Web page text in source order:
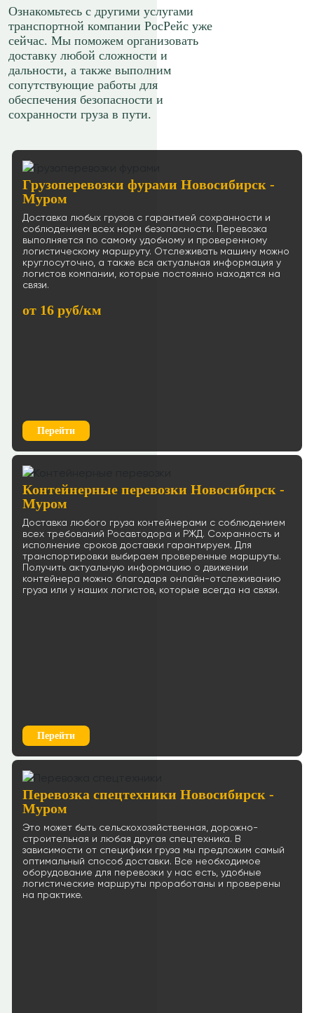
Ознакомьтесь с другими услугами
транспортной компании РосРейс уже
сейчас. Мы поможем организовать
доставку любой сложности и
дальности, а также выполним
сопутствующие работы для
обеспечения безопасности и
сохранности груза в пути.
Грузоперевозки фурами Новосибирск -
Муром
Доставка любых грузов с гарантией сохранности и
соблюдением всех норм безопасности. Перевозка
выполняется по самому удобному и проверенному
логистическому маршруту. Отслеживать машину можно
круглосуточно, а также вся актуальная информация у
логистов компании, которые постоянно находятся на
связи.
от 16 руб/км
Перейти
Контейнерные перевозки Новосибирск -
Муром
Доставка любого груза контейнерами с соблюдением
всех требований Росавтодора и РЖД. Сохранность и
исполнение сроков доставки гарантируем. Для
транспортировки выбираем проверенные маршруты.
Получить актуальную информацию о движении
контейнера можно благодаря онлайн-отслеживанию
груза или у наших логистов, которые всегда на связи.
Перейти
Перевозка спецтехники Новосибирск -
Муром
Это может быть сельскохозяйственная, дорожно-
строительная и любая другая спецтехника. В
зависимости от специфики груза мы предложим самый
оптимальный способ доставки. Все необходимое
оборудование для перевозки у нас есть, удобные
логистические маршруты проработаны и проверены
на практике.